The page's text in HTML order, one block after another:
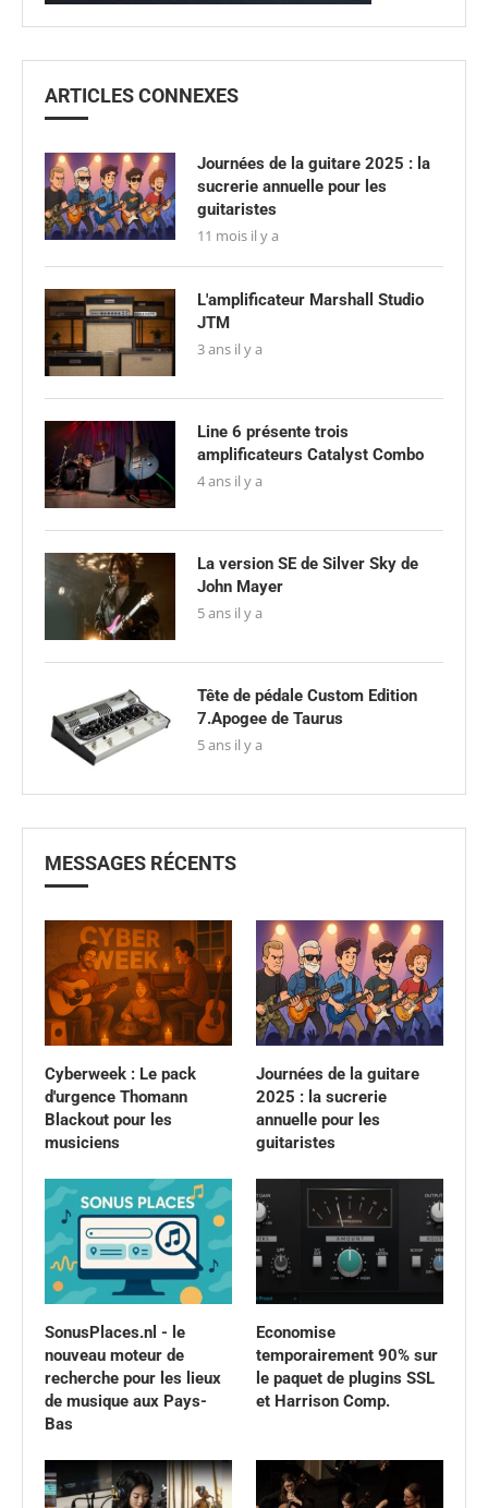
ARTICLES CONNEXES
Journées de la guitare 2025 : la
sucrerie annuelle pour les
guitaristes
11 mois il y a
L'amplificateur Marshall Studio
JTM
3 ans il y a
Line 6 présente trois
amplificateurs Catalyst Combo
4 ans il y a
La version SE de Silver Sky de
John Mayer
5 ans il y a
Tête de pédale Custom Edition
7.Apogee de Taurus
5 ans il y a
MESSAGES RÉCENTS
Cyberweek : Le pack
d'urgence Thomann
Blackout pour les
musiciens
Journées de la guitare
2025 : la sucrerie
annuelle pour les
guitaristes
SonusPlaces.nl - le
nouveau moteur de
recherche pour les lieux
de musique aux Pays-
Bas
Economise
temporairement 90% sur
le paquet de plugins SSL
et Harrison Comp.